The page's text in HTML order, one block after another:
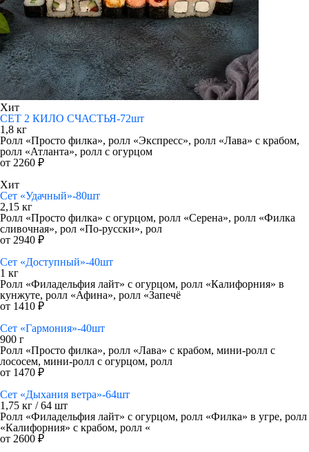
Хит
СЕТ 2 КИЛО СЧАСТЬЯ-72шт
1,8 кг
Ролл «Просто филка», ролл «Экспресс», ролл «Лава» с крабом,
ролл «Атланта», ролл с огурцом
от 2260 ₽
Хит
Сет «Удачный»-80шт
2,15 кг
Ролл «Просто филка» с огурцом, ролл «Серена», ролл «Филка
сливочная», рол «По-русски», рол
от 2940 ₽
Сет «Доступный»-40шт
1 кг
Ролл «Филадельфия лайт» с огурцом, ролл «Калифорния» в
кунжуте, ролл «Афина», ролл «Запечё
от 1410 ₽
Сет «Гармония»-40шт
900 г
Ролл «Просто филка», ролл «Лава» с крабом, мини-ролл с
лососем, мини-ролл с огурцом, ролл
от 1470 ₽
Сет «Дыхания ветра»-64шт
1,75 кг / 64 шт
Ролл «Филадельфия лайт» с огурцом, ролл «Филка» в угре, ролл
«Калифорния» с крабом, ролл «
от 2600 ₽